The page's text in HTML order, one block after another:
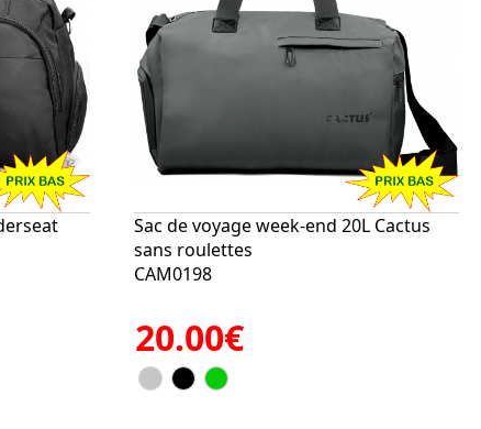
Sac de voyage week-end 20L Cactus
sans roulettes
CAM0198
20.00€